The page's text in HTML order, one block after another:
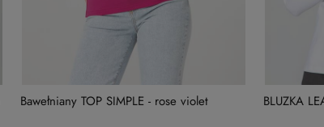
Bawełniany TOP SIMPLE - rose violet BLUZKA